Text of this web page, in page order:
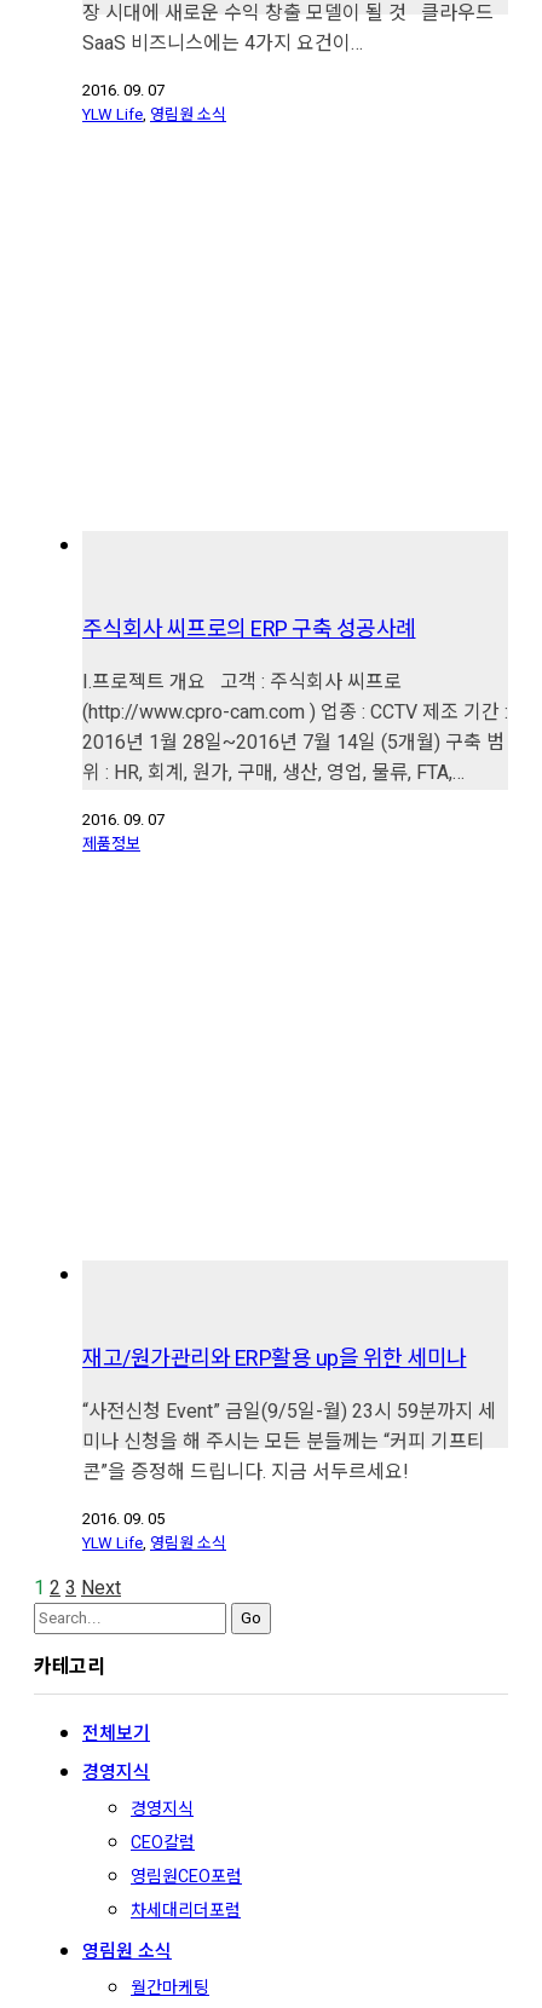
장 시대에 새로운 수익 창출 모델이 될 것 클라우드
SaaS 비즈니스에는 4가지 요건이…
2016. 09. 07
YLW Life, 영림원 소식
주식회사 씨프로의 ERP 구축 성공사례
I.프로젝트 개요 고객 : 주식회사 씨프로
(http://www.cpro-cam.com ) 업종 : CCTV 제조 기간 :
2016년 1월 28일~2016년 7월 14일 (5개월) 구축 범
위 : HR, 회계, 원가, 구매, 생산, 영업, 물류, FTA,…
2016. 09. 07
제품정보
재고/원가관리와 ERP활용 up을 위한 세미나
“사전신청 Event” 금일(9/5일-월) 23시 59분까지 세
미나 신청을 해 주시는 모든 분들께는 “커피 기프티
콘”을 증정해 드립니다. 지금 서두르세요!
2016. 09. 05
YLW Life, 영림원 소식
1 23Next
Search
카테고리
전체보기
경영지식
경영지식
CEO칼럼
영림원CEO포럼
차세대리더포럼
영림원 소식
월간마케팅